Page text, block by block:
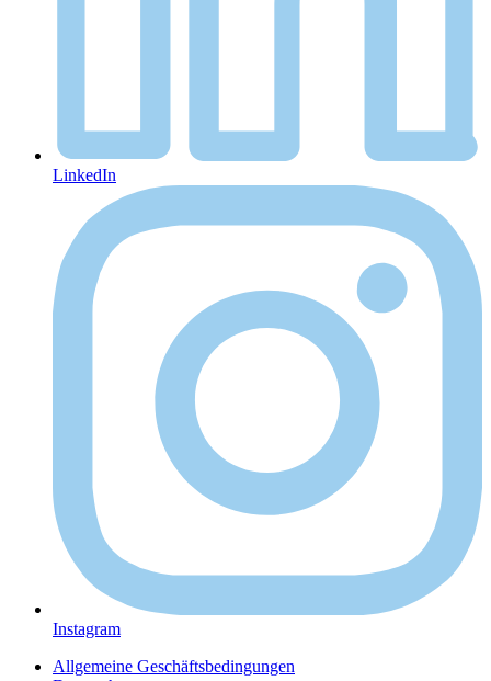
LinkedIn
Instagram
Allgemeine Geschäftsbedingungen